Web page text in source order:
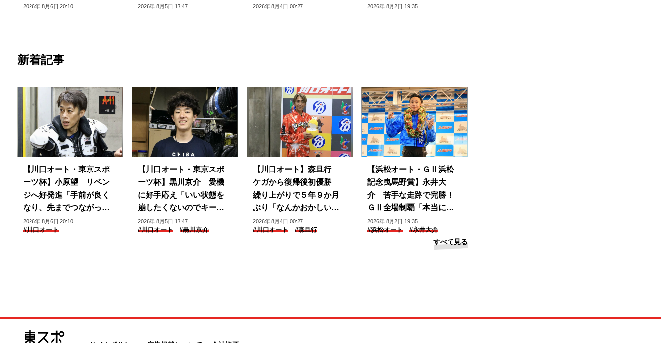
いる」
2026年 8月6日 20:10
できるように」
2026年 8月5日 17:47
じ」
2026年 8月4日 00:27
じられない」
2026年 8月2日 19:35
新着記事
【川口オート・東京スポ
ーツ杯】小原望 リベン
ジへ好発進「手前が良く
なり、先までつながって
いる」
2026年 8月6日 20:10
#川口オート
【川口オート・東京スポ
ーツ杯】黒川京介 愛機
に好手応え「いい状態を
崩したくないのでキープ
できるように」
2026年 8月5日 17:47
#川口オート #黒川京介
【川口オート】森且行
ケガから復帰後初優勝
繰り上がりで５年９か月
ぶり「なんかおかしい感
じ」
2026年 8月4日 00:27
#川口オート #森且行
【浜松オート・ＧⅡ浜松
記念曳馬野賞】永井大
介 苦手な走路で完勝！
ＧⅡ全場制覇「本当に信
じられない」
2026年 8月2日 19:35
#浜松オート #永井大介
すべて見る